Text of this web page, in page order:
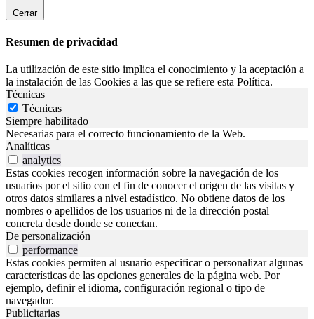
Cerrar
Resumen de privacidad
La utilización de este sitio implica el conocimiento y la aceptación a
la instalación de las Cookies a las que se refiere esta Política.
Técnicas
Técnicas
Siempre habilitado
Necesarias para el correcto funcionamiento de la Web.
Analíticas
analytics
Estas cookies recogen información sobre la navegación de los
usuarios por el sitio con el fin de conocer el origen de las visitas y
otros datos similares a nivel estadístico. No obtiene datos de los
nombres o apellidos de los usuarios ni de la dirección postal
concreta desde donde se conectan.
De personalización
performance
Estas cookies permiten al usuario especificar o personalizar algunas
características de las opciones generales de la página web. Por
ejemplo, definir el idioma, configuración regional o tipo de
navegador.
Publicitarias